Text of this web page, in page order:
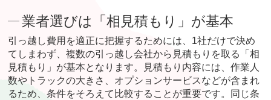
業者選びは「相見積もり」が基本
引っ越し費用を適正に把握するためには、1社だけで決め
てしまわず、複数の引っ越し会社から見積もりを取る「相
見積もり」が基本となります。見積もり内容には、作業人
数やトラックの大きさ、オプションサービスなどが含まれ
るため、条件をそろえて比較することが重要です。同じ条